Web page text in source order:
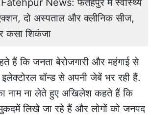
दो अस्पताल और क्लीनिक सीज,
कसा शिकंजा
हैं कि जनता बेरोजगारी और महंगाई से
बॉन्ड से अपनी जेबें भर रही हैं.
नाम ना लेते हुए अखिलेश कहते हैं कि
लिखे जा रहे हैं और लोगों को जनपद